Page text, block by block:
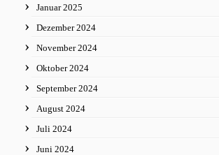
Januar 2025
Dezember 2024
November 2024
Oktober 2024
September 2024
August 2024
Juli 2024
Juni 2024